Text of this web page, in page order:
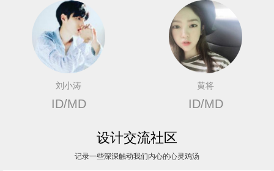
刘小涛
ID/MD
黄将
ID/MD
设计交流社区
记录一些深深触动我们内心的心灵鸡汤